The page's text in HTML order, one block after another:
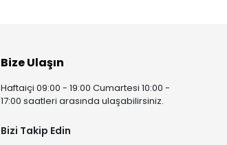
Bize Ulaşın
Haftaiçi 09:00 - 19:00 Cumartesi 10:00 -
17:00 saatleri arasında ulaşabilirsiniz.
Bizi Takip Edin